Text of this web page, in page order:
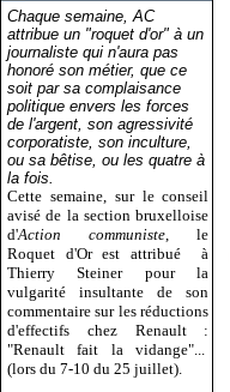
Chaque semaine, AC
attribue un "roquet d'or" à un
journaliste qui n'aura pas
honoré son métier, que ce
soit par sa complaisance
politique envers les forces
de l'argent, son agressivité
corporatiste, son inculture,
ou sa bêtise, ou les quatre à
la fois.
Cette semaine, sur le conseil
avisé de la section bruxelloise
d'Action communiste , le
Roquet d'Or est attribué
à
Thierry Steiner pour la
vulgarité insultante de son
commentaire sur les réductions
d'effectifs chez Renault :
"Renault fait la vidange"...
(lors du 7-10 du 25 juillet).